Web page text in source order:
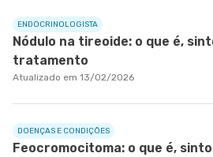
ENDOCRINOLOGISTA
Nódulo na tireoide: o que é,
tratamento
Atualizado em 13/02/2026
DOENÇAS E CONDIÇÕES
Feocromocitoma: o que é,